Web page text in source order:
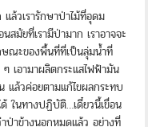
ล้วเรารักษาป่าไม้ที่อุดม
มัยที่เรามีป่ามาก เราอาจจะ
ษณะของพื้นที่ที่เป็นลุ่มน้ำที่
เอามาผลิตกระแสไฟฟ้ามัน
แล้วค่อยตามแก้ไขผลกระทบ
ในทางปฏิบัติ…เดี๋ยวนี้เขื่อน
าป่าข้างนอกหมดแล้ว อย่างที่